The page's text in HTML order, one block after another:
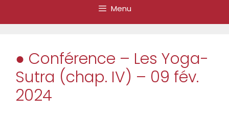
Menu
● Conférence – Les Yoga-
Sutra (chap. IV) – 09 fév.
2024